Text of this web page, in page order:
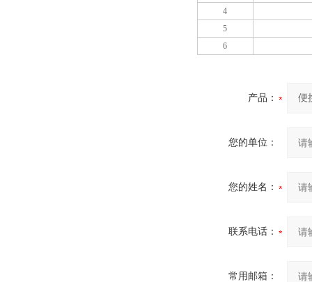
4
5
6
产品：
您的单位：
您的姓名：
联系电话：
常用邮箱：